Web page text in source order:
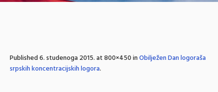
Published6. studenoga 2015.at 800×450 inObilježen Dan logoraša
srpskih koncentracijskih logora.